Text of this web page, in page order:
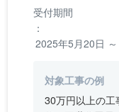
受付期間
：
2025年5月20日
対象工事の例
30万円以上の